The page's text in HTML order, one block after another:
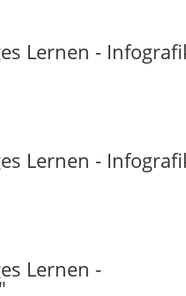
Lernen -
Lernen -
Lernen -